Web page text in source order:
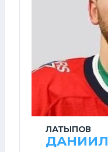
ЛАТЫПОВ
ДАНИИЛ